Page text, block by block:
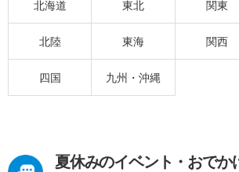
北海道 東北 関東
北陸 東海 関西
四国 九州・沖縄
夏休みのイベント・おでか